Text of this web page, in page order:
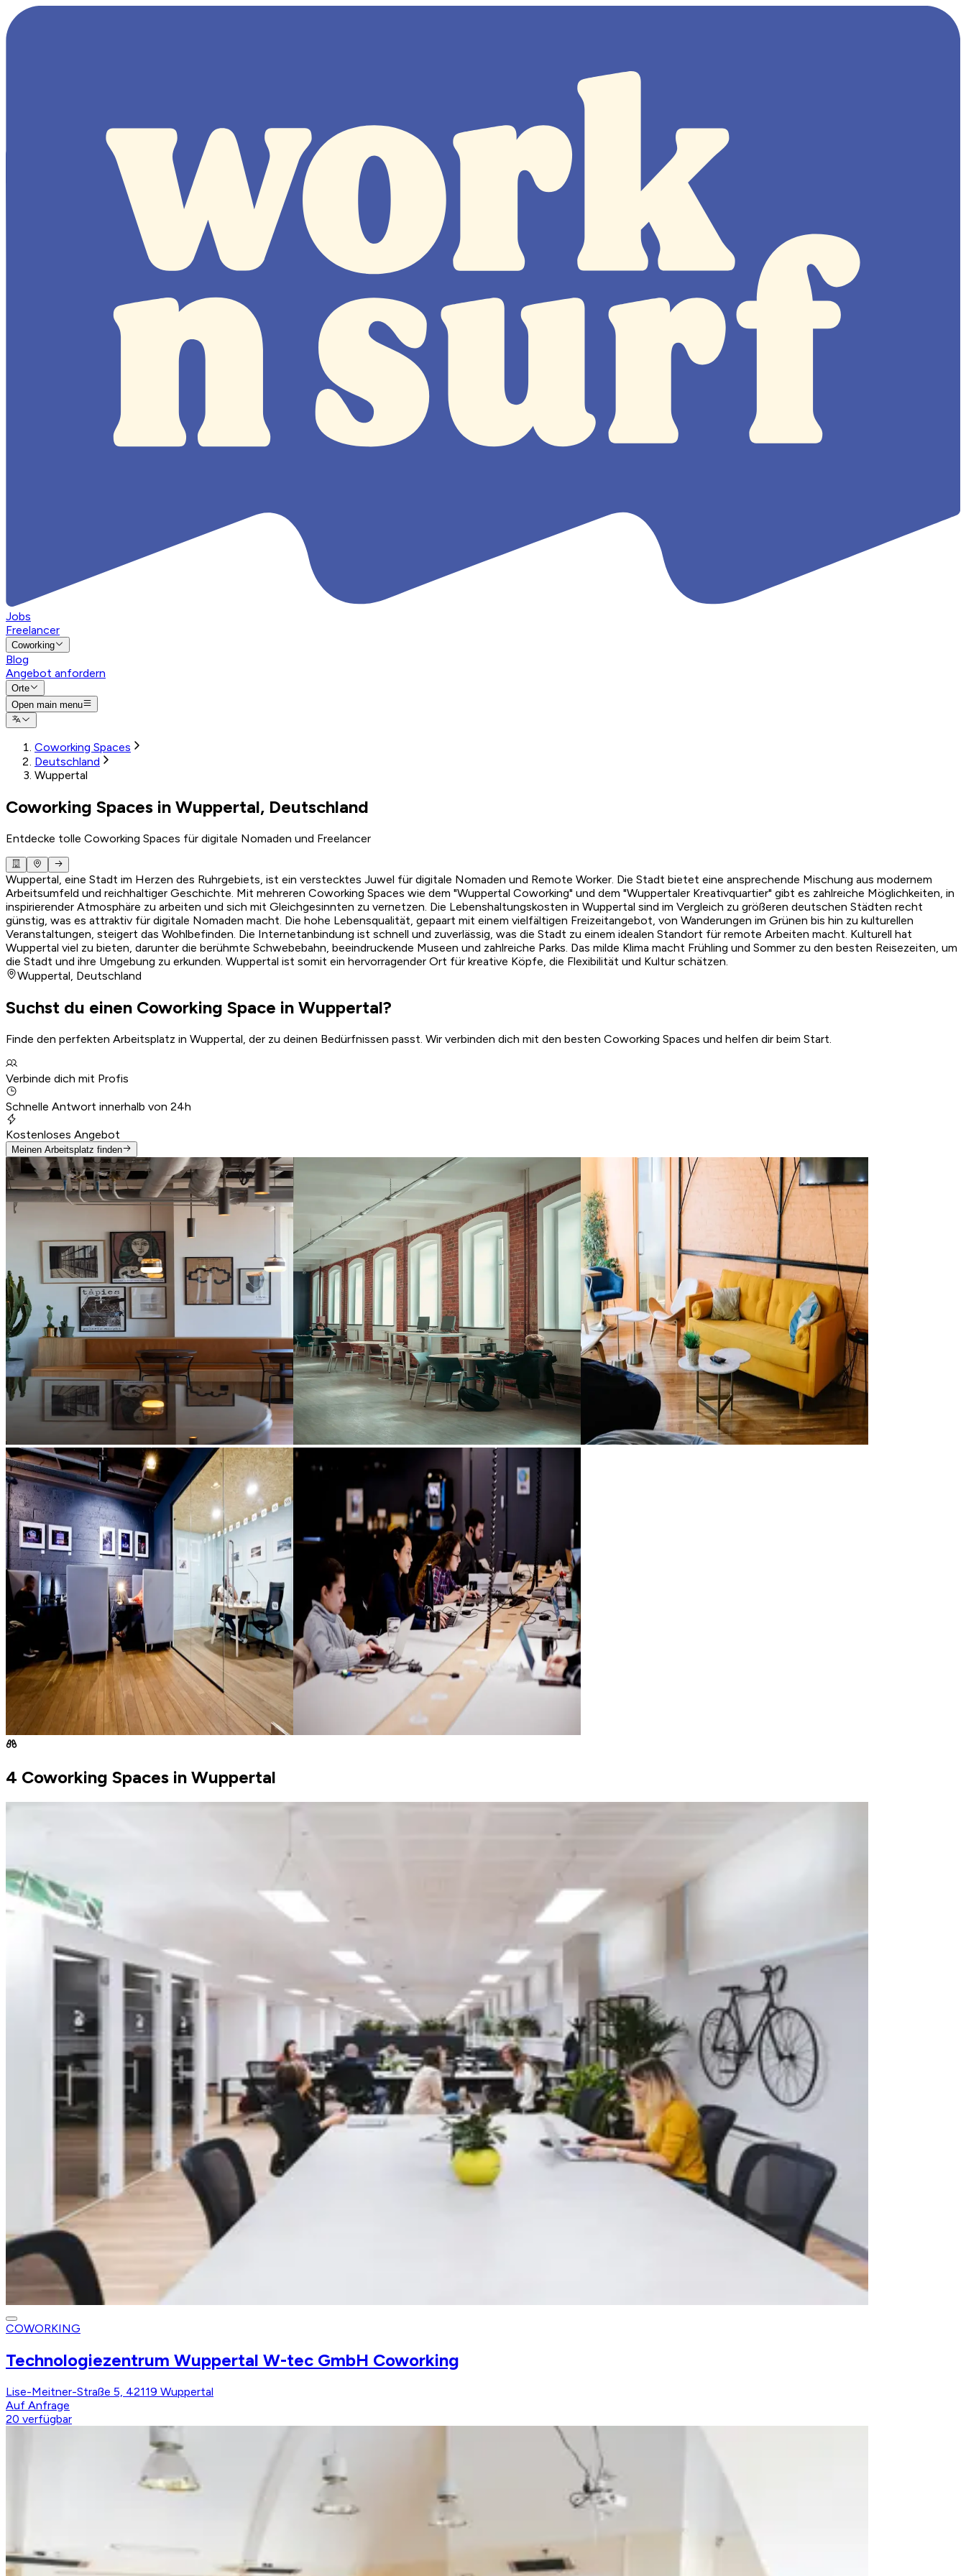
Jobs
Freelancer
Coworking
Blog
Angebot anfordern
Orte
Open main menu
Coworking Spaces
Deutschland
Wuppertal
Coworking Spaces in Wuppertal, Deutschland
Entdecke tolle Coworking Spaces für digitale Nomaden und Freelancer
Wuppertal, eine Stadt im Herzen des Ruhrgebiets, ist ein verstecktes Juwel für digitale Nomaden und Remote Worker. Die Stadt bietet eine ansprechende Mischung aus modernem
Arbeitsumfeld und reichhaltiger Geschichte. Mit mehreren Coworking Spaces wie dem "Wuppertal Coworking" und dem "Wuppertaler Kreativquartier" gibt es zahlreiche Möglichkeiten, in
inspirierender Atmosphäre zu arbeiten und sich mit Gleichgesinnten zu vernetzen. Die Lebenshaltungskosten in Wuppertal sind im Vergleich zu größeren deutschen Städten recht
günstig, was es attraktiv für digitale Nomaden macht. Die hohe Lebensqualität, gepaart mit einem vielfältigen Freizeitangebot, von Wanderungen im Grünen bis hin zu kulturellen
Veranstaltungen, steigert das Wohlbefinden. Die Internetanbindung ist schnell und zuverlässig, was die Stadt zu einem idealen Standort für remote Arbeiten macht. Kulturell hat
Wuppertal viel zu bieten, darunter die berühmte Schwebebahn, beeindruckende Museen und zahlreiche Parks. Das milde Klima macht Frühling und Sommer zu den besten Reisezeiten, um
die Stadt und ihre Umgebung zu erkunden. Wuppertal ist somit ein hervorragender Ort für kreative Köpfe, die Flexibilität und Kultur schätzen.
Wuppertal, Deutschland
Suchst du einen Coworking Space in Wuppertal?
Finde den perfekten Arbeitsplatz in Wuppertal, der zu deinen Bedürfnissen passt. Wir verbinden dich mit den besten Coworking Spaces und helfen dir beim Start.
Verbinde dich mit Profis
Schnelle Antwort innerhalb von 24h
Kostenloses Angebot
Meinen Arbeitsplatz finden
4 Coworking Spaces in Wuppertal
COWORKING
Technologiezentrum Wuppertal W-tec GmbH Coworking
Lise-Meitner-Straße 5, 42119 Wuppertal
Auf Anfrage
20 verfügbar